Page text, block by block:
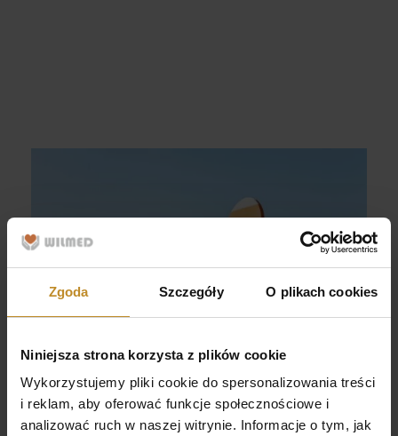
Zgoda Szczegóły O plikach cookies
Niniejsza strona korzysta z plików cookie
Wykorzystujemy pliki cookie do spersonalizowania treści
i reklam, aby oferować funkcje społecznościowe i
analizować ruch w naszej witrynie. Informacje o tym, jak
Ginekologia
Choroby piersi
USG
Afereza/Apherese
Grzybica paznokci – letni problem
Grzybica paznokci to choroba powszechna, niestety dość